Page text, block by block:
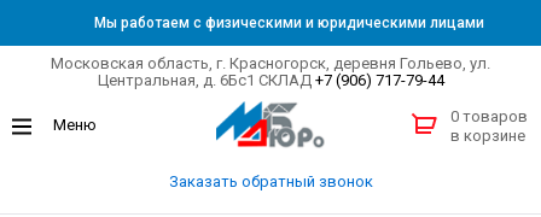
Мы работаем с физическими и юридическими лицами
Московская область, г. Красногорск, деревня Гольево, ул.
Центральная, д. 6Бс1 СКЛАД +7 (906) 717-79-44
Заказать обратный звонок
0 товаров
в корзине